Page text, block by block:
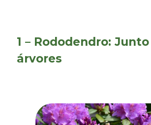
1 – Rododendro:
árvores